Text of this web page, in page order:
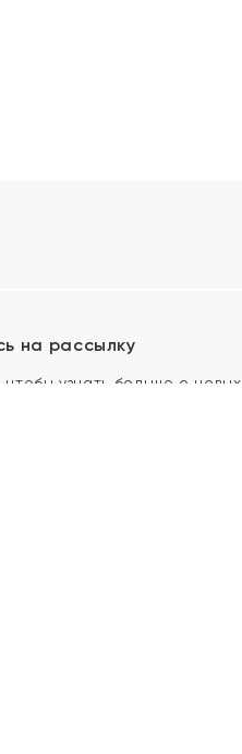
на рассылку
узнать больше о новых